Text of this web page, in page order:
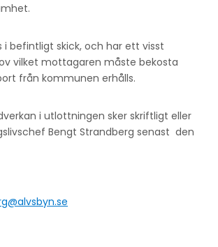
i befintligt skick, och har ett visst
vilket mottagaren måste bekosta
från kommunen erhålls.
i utlottningen sker skriftligt eller
Bengt Strandberg senast den